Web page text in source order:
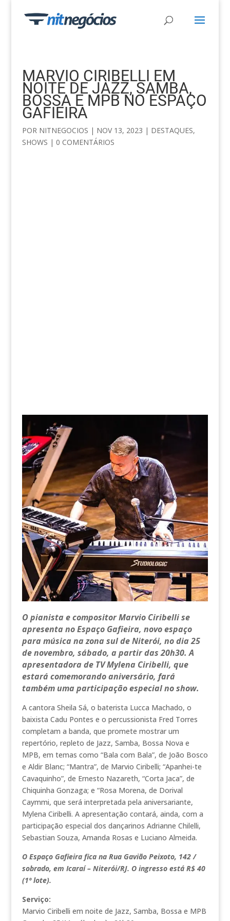
MARVIO CIRIBELLI EM
NOITE DE JAZZ, SAMBA,
BOSSA E MPB NO ESPAÇO
GAFIEIRA
POR NITNEGOCIOS | NOV 13, 2023 | DESTAQUES,
SHOWS | 0 COMENTÁRIOS
O pianista e compositor Marvio Ciribelli se
apresenta no Espaço Gafieira, novo espaço
para música na zona sul de Niterói, no dia 25
de novembro, sábado, a partir das 20h30. A
apresentadora de TV Mylena Ciribelli, que
estará comemorando aniversário, fará
também uma participação especial no show.
A cantora Sheila Sá, o baterista Lucca Machado, o
baixista Cadu Pontes e o percussionista Fred Torres
completam a banda, que promete mostrar um
repertório, repleto de Jazz, Samba, Bossa Nova e
MPB, em temas como “Bala com Bala”, de João Bosco
e Aldir Blanc; “Mantra”, de Marvio Ciribelli; “Apanhei-te
Cavaquinho”, de Ernesto Nazareth, “Corta Jaca”, de
Chiquinha Gonzaga; e “Rosa Morena, de Dorival
Caymmi, que será interpretada pela aniversariante,
Mylena Ciribelli. A apresentação contará, ainda, com a
participação especial dos dançarinos Adrianne Chilelli,
Sebastian Souza, Amanda Rosas e Luciano Almeida.
O Espaço Gafieira fica na Rua Gavião Peixoto, 142 /
sobrado, em Icaraí – Niterói/RJ. O ingresso está R$ 40
(1º lote).
Serviço:
Marvio Ciribelli em noite de Jazz, Samba, Bossa e MPB